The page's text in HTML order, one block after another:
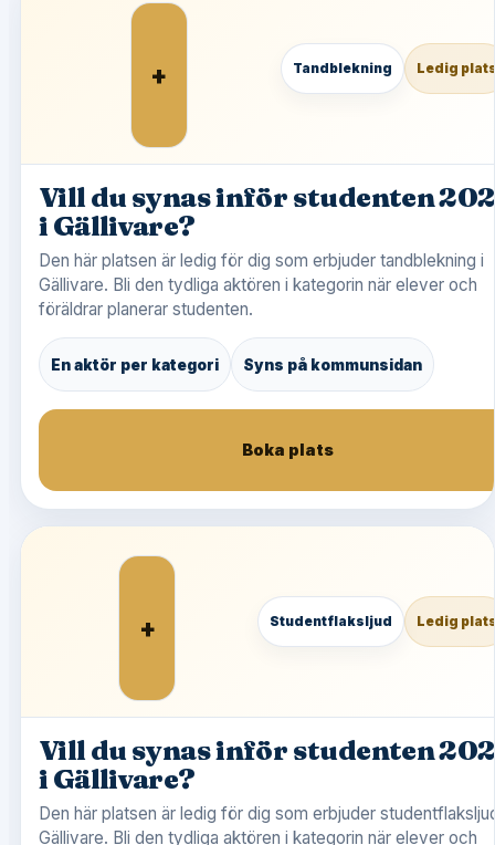
+ Tandblekning Ledig
Vill du synas inför studenten
i Gällivare?
Den här platsen är ledig för dig som erbjuder tandblekning i
Gällivare. Bli den tydliga aktören i kategorin när elever och
föräldrar planerar studenten.
En aktör per kategori Syns på kommunsidan
Boka plats
+ Studentflaksljud Ledig
Vill du synas inför studenten
i Gällivare?
Den här platsen är ledig för dig som erbjuder
Gällivare. Bli den tydliga aktören i kategorin när elever och